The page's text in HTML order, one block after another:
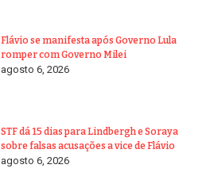
Flávio se manifesta após Governo Lula
romper com Governo Milei
agosto 6, 2026
STF dá 15 dias para Lindbergh e Soraya
sobre falsas acusações a vice de Flávio
agosto 6, 2026